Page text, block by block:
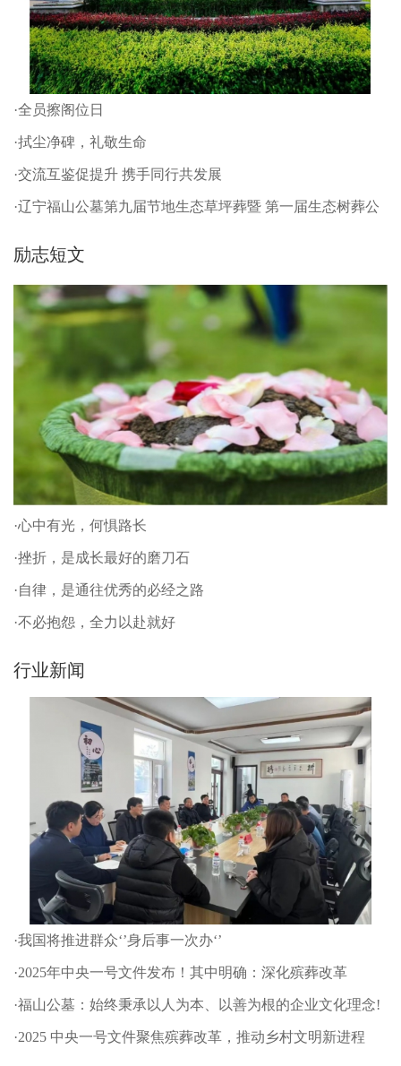
·全员擦阁位日
·拭尘净碑，礼敬生命
·交流互鉴促提升 携手同行共发展
·辽宁福山公墓第九届节地生态草坪葬暨 第一届生态树葬公
励志短文
·心中有光，何惧路长
·挫折，是成长最好的磨刀石
·自律，是通往优秀的必经之路
·不必抱怨，全力以赴就好
行业新闻
·我国将推进群众‘’身后事一次办‘’
·2025年中央一号文件发布！其中明确：深化殡葬改革
·福山公墓：始终秉承以人为本、以善为根的企业文化理念!
·2025 中央一号文件聚焦殡葬改革，推动乡村文明新进程